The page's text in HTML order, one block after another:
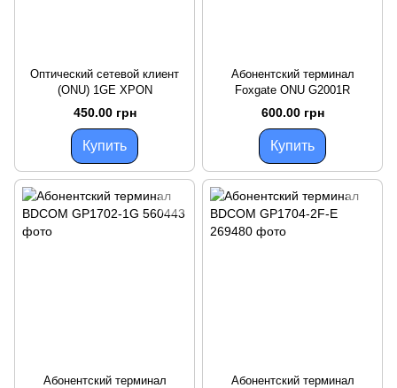
Оптический сетевой клиент
(ONU) 1GE ХPON
450.00 грн
Купить
Абонентский терминал
Foxgate ONU G2001R
600.00 грн
Купить
Абонентский терминал
Абонентский терминал